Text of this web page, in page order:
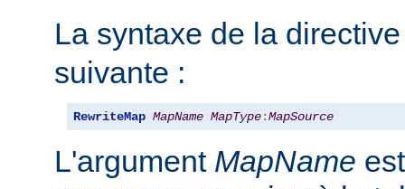
La syntaxe de la
suivante :
RewriteMap MapName MapType:MapSource
L'argument MapName